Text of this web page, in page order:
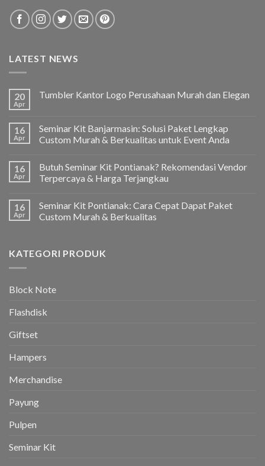
LATEST NEWS
20
Apr
Tumbler Kantor Logo Perusahaan Murah dan Elegan
16
Apr
Seminar Kit Banjarmasin: Solusi Paket Lengkap
Custom Murah & Berkualitas untuk Event Anda
16
Apr
Butuh Seminar Kit Pontianak? Rekomendasi Vendor
Terpercaya & Harga Terjangkau
16
Apr
Seminar Kit Pontianak: Cara Cepat Dapat Paket
Custom Murah & Berkualitas
KATEGORI PRODUK
Block Note
Flashdisk
Giftset
Hampers
Merchandise
Payung
Pulpen
Seminar Kit